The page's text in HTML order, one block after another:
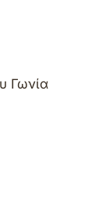
Γωνία